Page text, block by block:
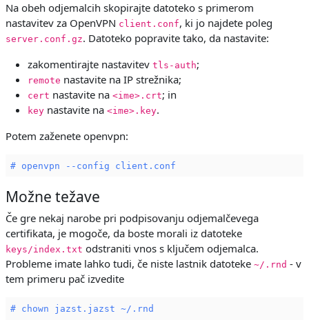
Na obeh odjemalcih skopirajte datoteko s primerom
nastavitev za OpenVPN client.conf, ki jo najdete poleg
server.conf.gz. Datoteko popravite tako, da nastavite:
zakomentirajte nastavitev tls-auth;
remote nastavite na IP strežnika;
cert nastavite na <ime>.crt; in
key nastavite na <ime>.key.
Potem zaženete openvpn:
# openvpn --config client.conf
Možne težave
Če gre nekaj narobe pri podpisovanju odjemalčevega
certifikata, je mogoče, da boste morali iz datoteke
keys/index.txt odstraniti vnos s ključem odjemalca.
Probleme imate lahko tudi, če niste lastnik datoteke ~/.rnd - v
tem primeru pač izvedite
# chown jazst.jazst ~/.rnd